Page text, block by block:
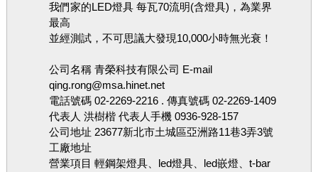
我們家的LED燈具 每瓦70流明(含燈具)，為業界
最高
並經測試，不可思議大發現10,000小時無光衰！
公司名稱 青榮科技有限公司 E-mail
qing.rong@msa.hinet.net
電話號碼 02-2269-2216 . 傳真號碼 02-2269-1409
代表人 洪樹楷 代表人手機 0936-928-157
公司地址 23677新北市土城區亞洲路11巷3弄3號
工廠地址
營業項目 輕鋼架燈具、led燈具、led嵌燈、t-bar